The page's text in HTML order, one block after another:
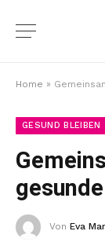
Home »
GESUND BLEIBEN
Von Eva